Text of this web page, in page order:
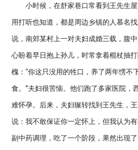
小时候，在舒家巷口常看到王先生
用打听也知道，都是周边乡镇的人慕名
说，南郊某村上一对夫妇成婚三载，腹
心盼着早日抱上孙儿，时常拿着棍杖抽
槐：“你这只没用的牲口，养了两年愣不
食。”夫妇很苦恼。他们跑了多家医院，
难怀孕。后来，夫妇辗转找到王先生，
说：我不敢保证你一定怀上，但我认为
副中药调理，吃了一个阶段，果然出现